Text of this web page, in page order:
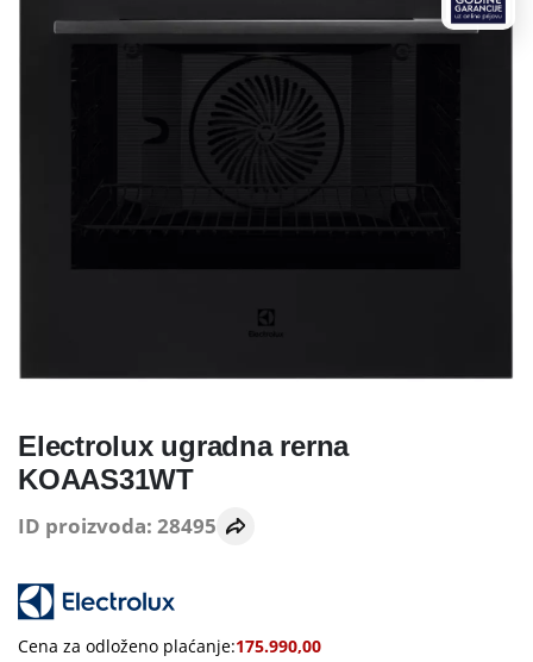
Electrolux ugradna rerna
KOAAS31WT
ID proizvoda: 28495
Cena za odloženo plaćanje:175.990,00